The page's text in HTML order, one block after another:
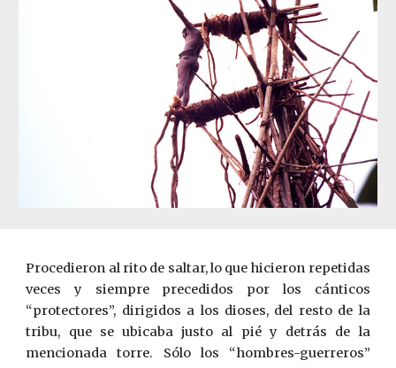
Procedieron al rito de saltar, lo que hicieron repetidas
veces y siempre precedidos por los cánticos
“protectores”, dirigidos a los dioses, del resto de la
tribu, que se ubicaba justo al pié y detrás de la
mencionada torre. Sólo los “hombres-guerreros”